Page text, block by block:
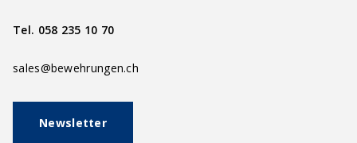
Tel. 058 235 10 70
sales@bewehrungen.ch
Newsletter